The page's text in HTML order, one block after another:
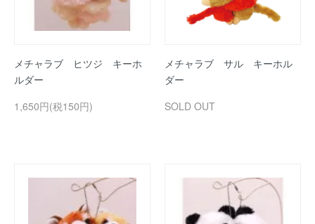
メチャラブ ヒツジ キーホ
ルダー
1,650円(税150円)
メチャラブ サル キーホル
ダー
SOLD OUT